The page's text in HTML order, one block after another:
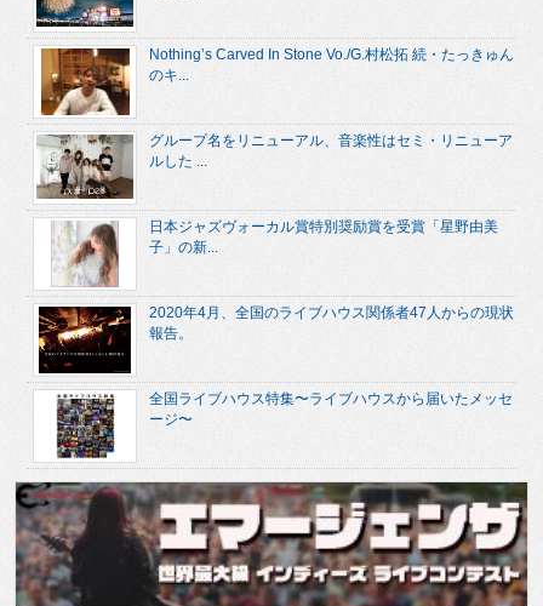
Nothing’s Carved In Stone Vo./G.村松拓 続・たっきゅん
のキ...
グループ名をリニューアル、音楽性はセミ・リニューア
ルした ...
日本ジャズヴォーカル賞特別奨励賞を受賞「星野由美
子」の新...
2020年4月、全国のライブハウス関係者47人からの現状
報告。
全国ライブハウス特集〜ライブハウスから届いたメッセ
ージ〜